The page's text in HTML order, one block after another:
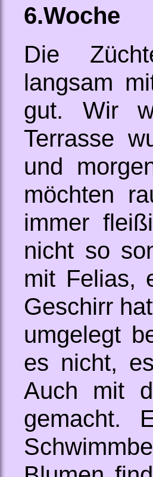
6.Woche
Die
langsam
gut. Wir
Terrasse
und
möchten
immer
nicht so
mit Felias,
Geschirr
umgelegt
es nicht,
Auch mit
gemacht.